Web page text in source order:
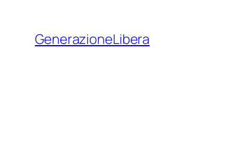
contenuto
GenerazioneLibera